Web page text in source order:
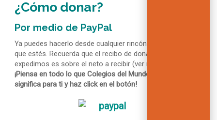
¿Cómo donar?
Por medio de PayPal
Ya puedes hacerlo desde cualquier rincón del mundo en el
que estés. Recuerda que el recibo de donativos que
expedimos es sobre el neto a recibir (ver nota «Afíliate…»).
¡Piensa en todo lo que Colegios del Mundo Unido ha sido y
significa para ti y haz click en el botón!